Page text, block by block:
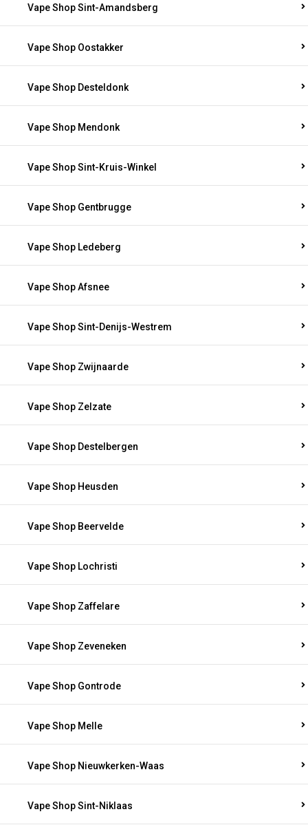
Vape Shop Sint-Amandsberg
Vape Shop Oostakker
Vape Shop Desteldonk
Vape Shop Mendonk
Vape Shop Sint-Kruis-Winkel
Vape Shop Gentbrugge
Vape Shop Ledeberg
Vape Shop Afsnee
Vape Shop Sint-Denijs-Westrem
Vape Shop Zwijnaarde
Vape Shop Zelzate
Vape Shop Destelbergen
Vape Shop Heusden
Vape Shop Beervelde
Vape Shop Lochristi
Vape Shop Zaffelare
Vape Shop Zeveneken
Vape Shop Gontrode
Vape Shop Melle
Vape Shop Nieuwkerken-Waas
Vape Shop Sint-Niklaas